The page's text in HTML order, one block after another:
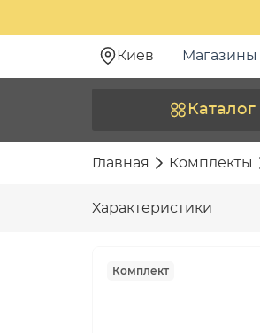
Киев Магазины
Каталог
Главная Комплекты
Характеристики
Комплект